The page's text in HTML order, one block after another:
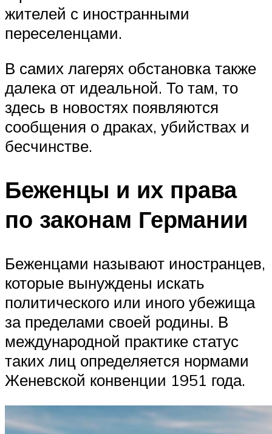
жителей с иностранными
переселенцами.
В самих лагерях обстановка также
далека от идеальной. То там, то
здесь в новостях появляются
сообщения о драках, убийствах и
бесчинстве.
Беженцы и их права
по законам Германии
Беженцами называют иностранцев,
которые вынуждены искать
политического или иного убежища
за пределами своей родины. В
международной практике статус
таких лиц определяется нормами
Женевской конвенции 1951 года.